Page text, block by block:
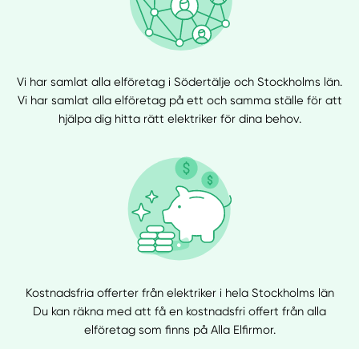
Vi har samlat alla elföretag i Södertälje och Stockholms län.
Vi har samlat alla elföretag på ett och samma ställe för att
hjälpa dig hitta rätt elektriker för dina behov.
Kostnadsfria offerter från elektriker i hela Stockholms län
Du kan räkna med att få en kostnadsfri offert från alla
elföretag som finns på Alla Elfirmor.